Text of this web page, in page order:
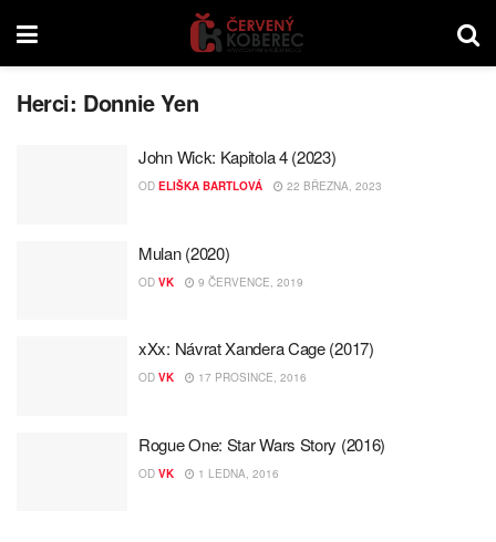
Herci: Donnie Yen
John Wick: Kapitola 4 (2023)
OD ELIŠKA BARTLOVÁ 22 BŘEZNA, 2023
Mulan (2020)
OD VK 9 ČERVENCE, 2019
xXx: Návrat Xandera Cage (2017)
OD VK 17 PROSINCE, 2016
Rogue One: Star Wars Story (2016)
OD VK 1 LEDNA, 2016